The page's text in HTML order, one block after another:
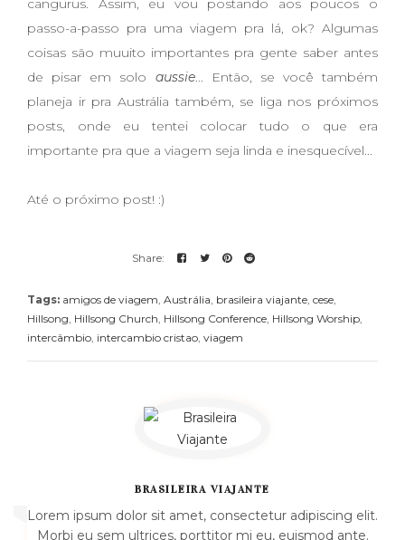
cangurus. Assim, eu vou postando aos poucos o
passo-a-passo pra uma viagem pra lá, ok? Algumas
coisas são muuito importantes pra gente saber antes
de pisar em solo aussie... Então, se você também
planeja ir pra Austrália também, se liga nos próximos
posts, onde eu tentei colocar tudo o que era
importante pra que a viagem seja linda e inesquecível...
Até o próximo post! :)
Tags: amigos de viagem, Austrália, brasileira viajante, cese,
Hillsong, Hillsong Church, Hillsong Conference, Hillsong Worship,
intercâmbio, intercambio cristao, viagem
BRASILEIRA VIAJANTE
Lorem ipsum dolor sit amet, consectetur adipiscing elit.
Morbi eu sem ultrices, porttitor mi eu, euismod ante.